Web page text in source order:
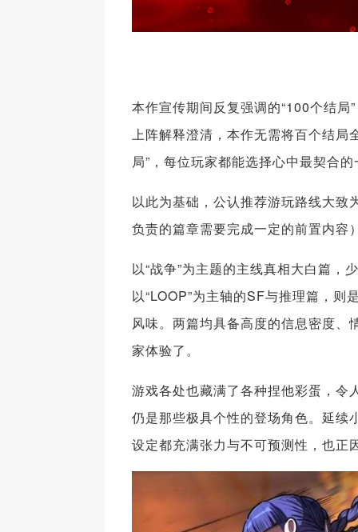
本作宣传期间反复强调的“100个结
上阵解释澄清，本作无需将百个结局
局”，每位玩家都能选择心中最契合
以此为基础，公认推荐游玩路线大致
负责的篇章需要完成一定的前置内容
以“战争”为主题的主线真相大白篇，
以“LOOP”为主轴的SF与推理篇，
风味。两篇均具备高度的信息密度
家体验了。
游戏各处也藏满了各种捏他彩蛋，令
仍是那些极具个性的登场角色。延续
设定都充满张力与不可预测性，也正